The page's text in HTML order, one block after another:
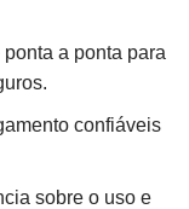
a ponta para
confiáveis
sobre o uso e